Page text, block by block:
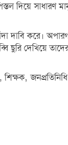
দিয়ে সাধারণ
দাবি করে।
ছুরি দেখিয়ে
জনপ্রতিনিধি